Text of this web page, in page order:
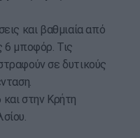
και βαθμιαία από
6 μποφόρ. Τις
σε δυτικούς
στην Κρήτη